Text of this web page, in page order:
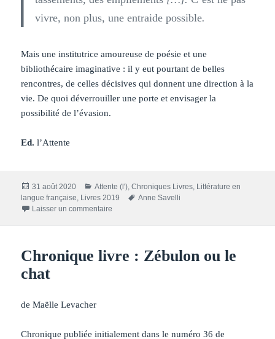
vivre, non plus, une entraide possible.
Mais une institutrice amoureuse de poésie et une
bibliothécaire imaginative : il y eut pourtant de belles
rencontres, de celles décisives qui donnent une direction à la
vie. De quoi déverrouiller une porte et envisager la
possibilité de l’évasion.
Ed. l’Attente
Publié
le
31 août 2020 Catégories
Attente (l'),Chroniques Livres, Littérature en
langue française, Livres 2019
Mots-
Anne Savelli
Laisser un commentaire
Chronique livre : Zébulon ou le
chat
de Maëlle Levacher
Chronique publiéeinitialement dans le numéro 36 de